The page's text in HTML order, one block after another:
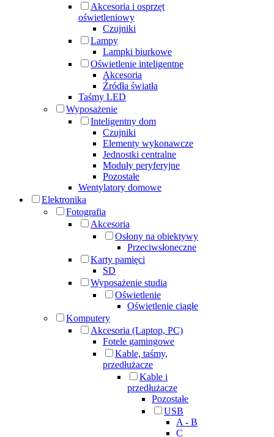
Akcesoria i osprzęt
oświetleniowy
Czujniki
Lampy
Lampki biurkowe
Oświetlenie inteligentne
Akcesoria
Źródła światła
Taśmy LED
Wyposażenie
Inteligentny dom
Czujniki
Elementy wykonawcze
Jednostki centralne
Moduły peryferyjne
Pozostałe
Wentylatory domowe
Elektronika
Fotografia
Akcesoria
Osłony na obiektywy
Przeciwsłoneczne
Karty pamięci
SD
Wyposażenie studia
Oświetlenie
Oświetlenie ciągłe
Komputery
Akcesoria (Laptop, PC)
Fotele gamingowe
Kable, taśmy,
przedłużacze
Kable i
przedłużacze
Pozostałe
USB
A - B
C